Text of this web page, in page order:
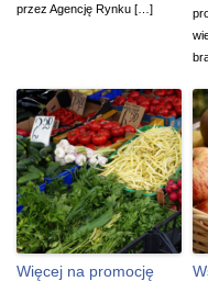
przez Agencję Rynku […]
Więcej na promocję